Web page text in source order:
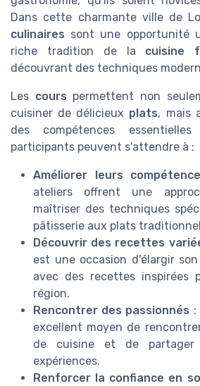
Dans cette charmante ville de
culinaires sont une opportunité
riche tradition de la cuisine
découvrant des techniques
Les cours permettent non
cuisiner de délicieux plats, mais
des compétences
participants peuvent s'attendre à :
Améliorer leurs
ateliers offrent une
maîtriser des techniques
pâtisserie aux plats
Découvrir des recettes
est une occasion d'élargir
avec des recettes inspirées
région.
Rencontrer des passionnés :
excellent moyen de
de cuisine et de
expériences.
Renforcer la confiance en